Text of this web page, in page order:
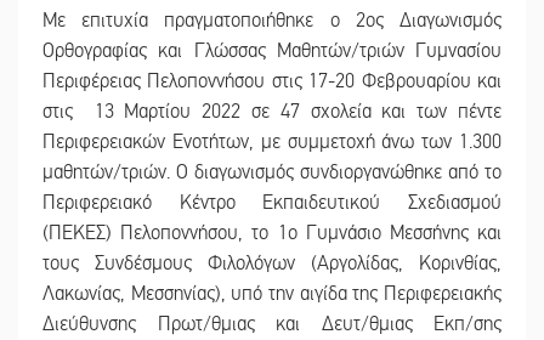
Με επιτυχία πραγματοποιήθηκε ο 2ος Διαγωνισμός
Ορθογραφίας και Γλώσσας Μαθητών/τριών Γυμνασίου
Περιφέρειας Πελοποννήσου στις 17-20 Φεβρουαρίου και
στις 13 Μαρτίου 2022 σε 47 σχολεία και των πέντε
Περιφερειακών Ενοτήτων, με συμμετοχή άνω των 1.300
μαθητών/τριών. Ο διαγωνισμός συνδιοργανώθηκε από το
Περιφερειακό Κέντρο Εκπαιδευτικού Σχεδιασμού
(ΠΕΚΕΣ) Πελοποννήσου, το 1ο Γυμνάσιο Μεσσήνης και
τους Συνδέσμους Φιλολόγων (Αργολίδας, Κορινθίας,
Λακωνίας, Μεσσηνίας), υπό την αιγίδα της Περιφερειακής
Διεύθυνσης Πρωτ/θμιας και Δευτ/θμιας Εκπ/σης